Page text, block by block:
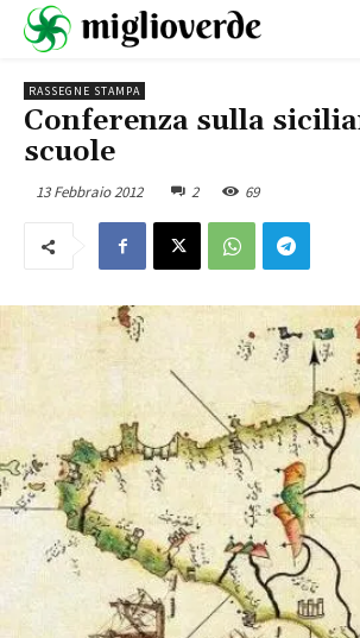
RASSEGNE STAMPA
Conferenza sulla
scuole
13 Febbraio 2012 2 69